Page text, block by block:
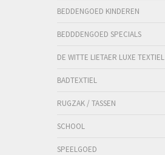
BEDDENGOED KINDEREN
BEDDDENGOED SPECIALS
DE WITTE LIETAER LUXE TEXTIEL
BADTEXTIEL
RUGZAK / TASSEN
SCHOOL
SPEELGOED